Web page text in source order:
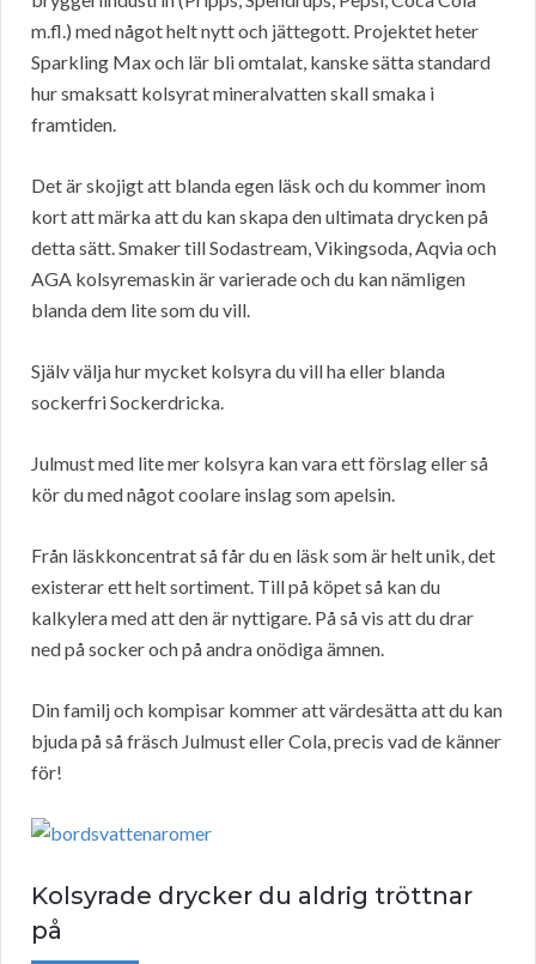
m.fl.) med något helt nytt och jättegott. Projektet heter
Sparkling Max och lär bli omtalat, kanske sätta standard
hur smaksatt kolsyrat mineralvatten skall smaka i
framtiden.
Det är skojigt att blanda egen läsk och du kommer inom
kort att märka att du kan skapa den ultimata drycken på
detta sätt. Smaker till Sodastream, Vikingsoda, Aqvia och
AGA kolsyremaskin är varierade och du kan nämligen
blanda dem lite som du vill.
Själv välja hur mycket kolsyra du vill ha eller blanda
sockerfri Sockerdricka.
Julmust med lite mer kolsyra kan vara ett förslag eller så
kör du med något coolare inslag som apelsin.
Från läskkoncentrat så får du en läsk som är helt unik, det
existerar ett helt sortiment. Till på köpet så kan du
kalkylera med att den är nyttigare. På så vis att du drar
ned på socker och på andra onödiga ämnen.
Din familj och kompisar kommer att värdesätta att du kan
bjuda på så fräsch Julmust eller Cola, precis vad de känner
för!
Kolsyrade drycker du aldrig tröttnar
på